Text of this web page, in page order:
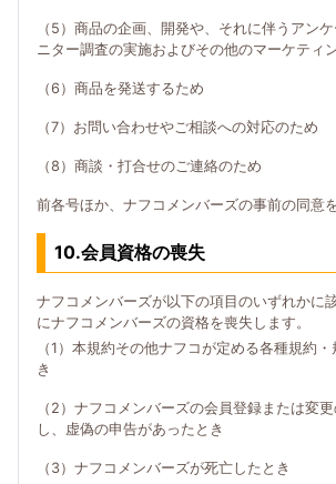
（5）商品の企画、開発や、それに伴うアン
ニター調査の実施およびその他のマーケティ
（6）商品を発送するため
（7）お問い合わせやご相談への対応のため
（8）商談・打合せのご連絡のため
前各号ほか、ナフコメンバーズの事前の同意
10.会員資格の喪失
ナフコメンバーズが以下の項目のいずれかに
にナフコメンバーズの資格を喪失します。
（1）本規約その他ナフコが定める各種規約
き
（2）ナフコメンバーズの会員登録または変
し、虚偽の申告があったとき
（3）ナフコメンバーズが死亡したとき